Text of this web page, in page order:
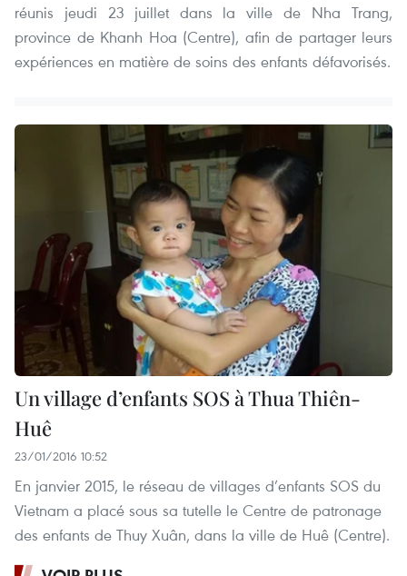
réunis jeudi 23 juillet dans la ville de Nha Trang,
province de Khanh Hoa (Centre), afin de partager leurs
expériences en matière de soins des enfants défavorisés.
Un village d’enfants SOS à Thua Thiên-
Huê
23/01/2016 10:52
En janvier 2015, le réseau de villages d’enfants SOS du
Vietnam a placé sous sa tutelle le Centre de patronage
des enfants de Thuy Xuân, dans la ville de Huê (Centre).